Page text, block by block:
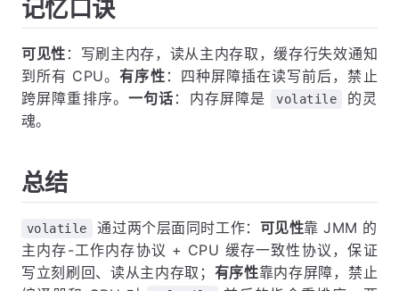
记忆口诀
可见性 ：写刷主内存，读从主内存取，缓存行失效通知
到所有 CPU。有序性 ：四种屏障插在读写前后，禁止
跨屏障重排序。 一句话 ：内存屏障是 volatile
的灵
魂。
总结
volatile 通过两个层面同时工作： 可见性靠 JMM 的
主内存-工作内存协议 + CPU 缓存一致性协议，保证
写立刻刷回、读从主内存取； 有序性靠内存屏障，禁止